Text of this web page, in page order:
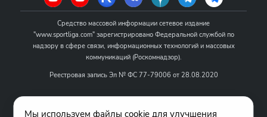
Средство массовой информации сетевое издание
"www.sportliga.com" зарегистрировано Федеральной службой по
надзору в сфере связи, информационных технологий и массовых
коммуникаций (Роскомнадзор).
Реестровая запись Эл № ФС 77-79006 от 28.08.2020
Название - www.sportliga.com
Мы используем файлы cookie для улучшения